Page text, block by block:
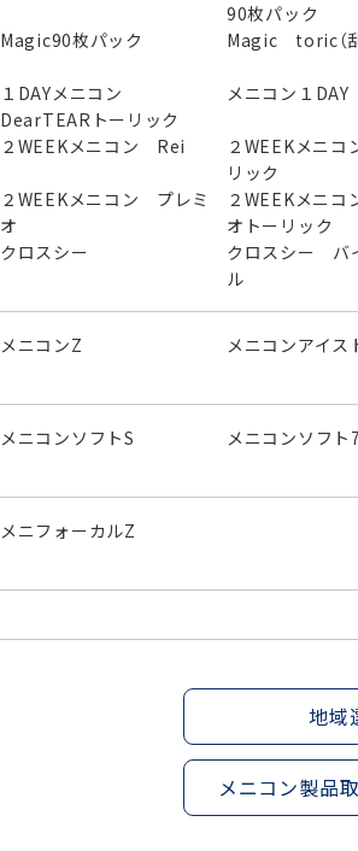
90枚パック
Magic90枚パック Magic toric（乱
１DAYメニコン
DearTEARトーリック
メニコン１DAY
２WEEKメニコン Rei
２WEEKメニ
リック
２WEEKメニコン プレミ
オ
２WEEKメニ
オトーリック
クロスシー
クロスシー バ
ル
メニコンZ メニコンアイス
メニコンソフトS メニコンソフト
メニフォーカルZ
地域
メニコン製品